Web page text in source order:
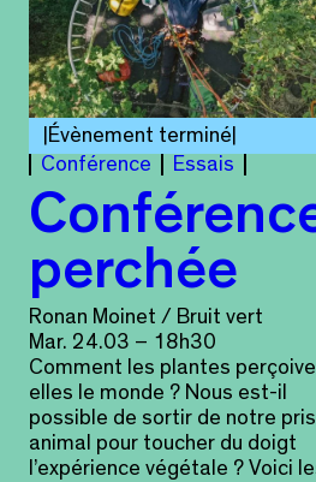
Évènement terminé
Conférence
Essais
perchée
Ronan Moinet / Bruit vert
Mar. 24.03 – 18h30
Comment les plantes
elles le monde ? Nous est-il
possible de sortir de notre
animal pour toucher du doigt
l’expérience végétale ? Voici